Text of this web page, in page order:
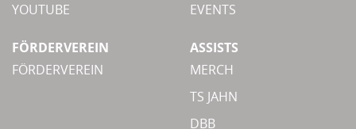
YOUTUBE
EVENTS
FÖRDERVEREIN
FÖRDERVEREIN
ASSISTS
MERCH
TS JAHN
DBB